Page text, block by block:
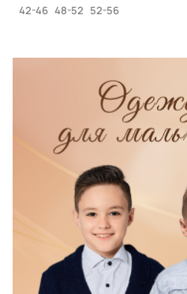
42-46 48-52 52-56